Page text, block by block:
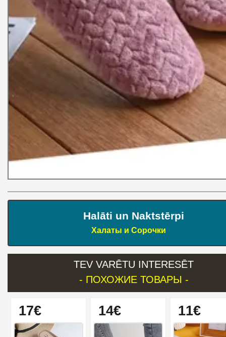
Halāti un Naktstērpi
Халаты и Сорочки
TEV VARĒTU INTERESĒT
- ПОХОЖИЕ ТОВАРЫ -
17€ 14€ 11€